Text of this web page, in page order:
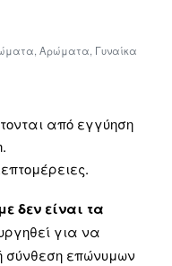
Αρώματα Γυναίκα
από εγγύηση
δεν είναι τα
για να
σύνθεση επώνυμων